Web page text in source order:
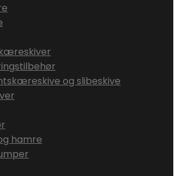
og slibeskive
hamre